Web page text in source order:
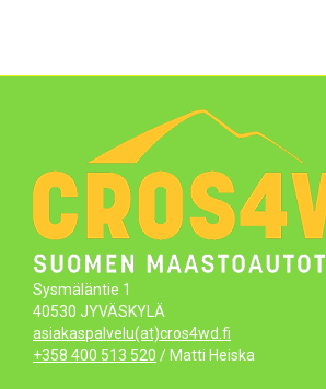
Sysmäläntie 1
40530 JYVÄSKYLÄ
asiakaspalvelu(at)cros4wd.fi
+358 400 513 520 / Matti Heiska